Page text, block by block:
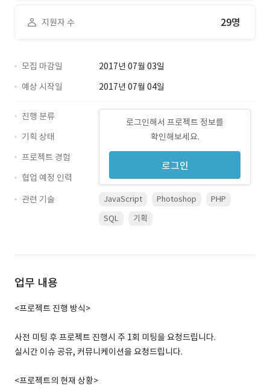
지원자 수 29명
모집 마감일
2017년 07월 03일
예상 시작일
2017년 07월 04일
로그인해서 프로젝트 정보를
확인해보세요.
로그인
진행 분류
기획 상태
프로젝트 경험
협업 예정 인력
관련 기술
JavaScript Photoshop
PHP
SQL
기획
업무 내용
<프로젝트 진행 방식>
사전 미팅 후 프로젝트 진행시 주 1회 미팅을 요청드립니다.
실시간 이슈 공유, 커뮤니케이션을 요청드립니다.
<프로젝트의 현재 상황>